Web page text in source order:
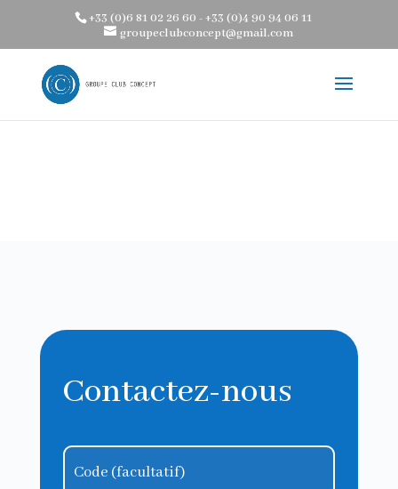
: Trying to access array offset on value of type bool in
/home/clients/aa67194af6bc89252865f9d87af5ca38/web/wp-
content/themes/groupe-club-concept-coaching-bien-etre-services-
personnalises-domicile-hotel/divi-children-engine/functions/divi-mod-
+33 (0)6 81 02 26 60 - +33 (0)4 90 94 06 11
groupeclubconcept@gmail.com
Contactez-nous